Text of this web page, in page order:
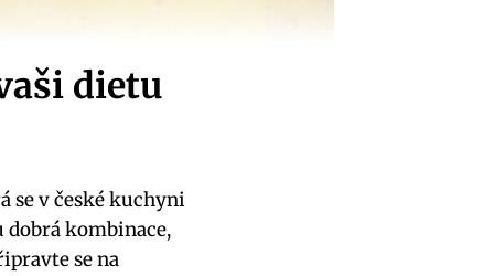
dietu
se v české kuchyni
dobrá kombinace,
se na